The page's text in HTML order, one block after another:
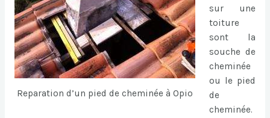
Reparation d’un pied de cheminée à Opio
sur une
toiture
sont la
souche de
cheminée
ou le pied
de
cheminée.